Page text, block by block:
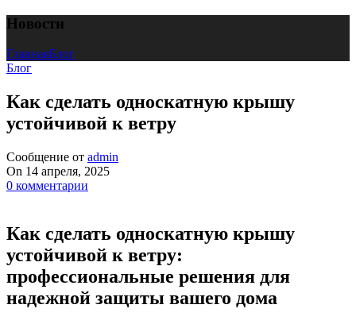
Новости
ГлавнаяБлог
Блог
Как сделать односкатную крышу
устойчивой к ветру
Сообщение от admin
On 14 апреля, 2025
0 комментарии
Как сделать односкатную крышу
устойчивой к ветру:
профессиональные решения для
надежной защиты вашего дома